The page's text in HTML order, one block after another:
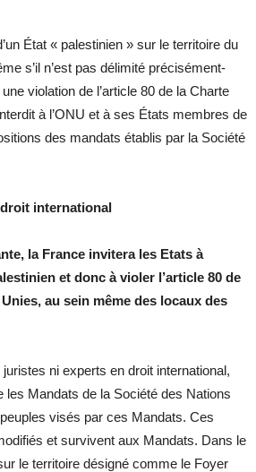
État « palestinien » sur le territoire du
s’il n’est pas délimité précisément-
violation de l’article 80 de la Charte
à l’ONU et à ses États membres de
des mandats établis par la Société
international
la France invitera les Etats à
et donc à violer l’article 80 de
au sein même des locaux des
juristes ni experts en droit international,
les Mandats de la Société des Nations
visés par ces Mandats. Ces
et survivent aux Mandats. Dans le
le territoire désigné comme le Foyer